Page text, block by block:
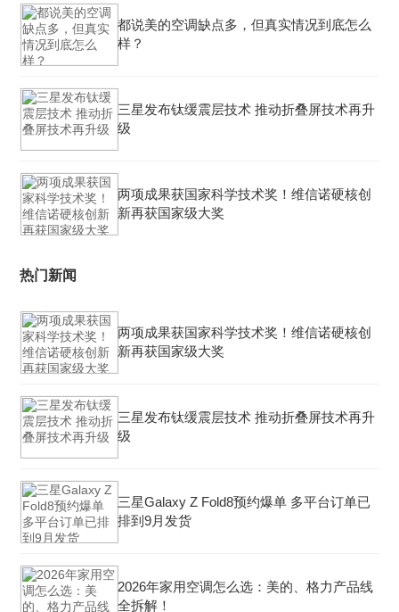
都说美的空调缺点多，但真实情况到底怎么
样？
三星发布钛缓震层技术 推动折叠屏技术再升
级
两项成果获国家科学技术奖！维信诺硬核创
新再获国家级大奖
热门新闻
两项成果获国家科学技术奖！维信诺硬核创
新再获国家级大奖
三星发布钛缓震层技术 推动折叠屏技术再升
级
三星Galaxy Z Fold8预约爆单 多平台订单已
排到9月发货
2026年家用空调怎么选：美的、格力产品线
全拆解！